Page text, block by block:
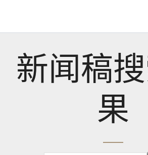
新闻稿
果